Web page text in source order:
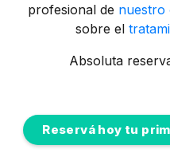
profesional de nuestro
sobre el
Absoluta
Reservá hoy tu